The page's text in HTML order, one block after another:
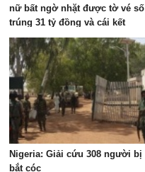
nữ bất ngờ nhặt được tờ vé số
trúng 31 tỷ đồng và cái kết
Nigeria: Giải cứu 308 người bị
bắt cóc